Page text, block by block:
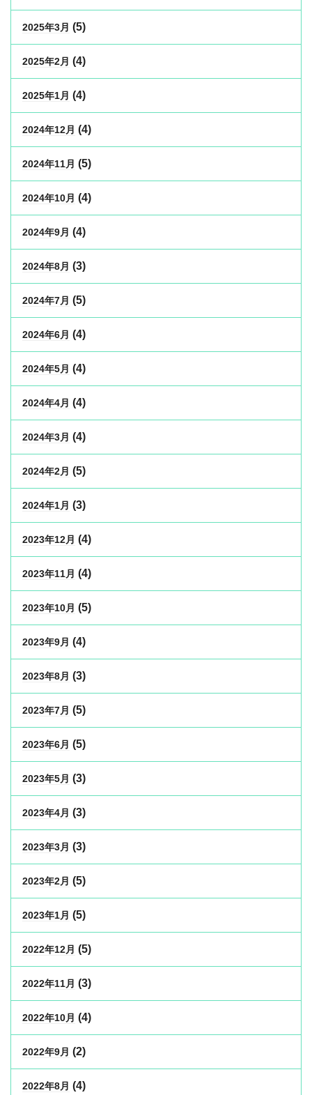
2025年3月 (5)
2025年2月 (4)
2025年1月 (4)
2024年12月 (4)
2024年11月 (5)
2024年10月 (4)
2024年9月 (4)
2024年8月 (3)
2024年7月 (5)
2024年6月 (4)
2024年5月 (4)
2024年4月 (4)
2024年3月 (4)
2024年2月 (5)
2024年1月 (3)
2023年12月 (4)
2023年11月 (4)
2023年10月 (5)
2023年9月 (4)
2023年8月 (3)
2023年7月 (5)
2023年6月 (5)
2023年5月 (3)
2023年4月 (3)
2023年3月 (3)
2023年2月 (5)
2023年1月 (5)
2022年12月 (5)
2022年11月 (3)
2022年10月 (4)
2022年9月 (2)
2022年8月 (4)